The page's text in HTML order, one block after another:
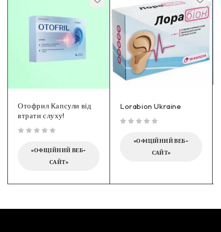
Отофрил Капсули від
втрати слуху!
«ОФІЦІЙНИЙ ВЕБ-
САЙТ»
Lorabion Ukraine
«ОФІЦІЙНИЙ ВЕБ-
САЙТ»